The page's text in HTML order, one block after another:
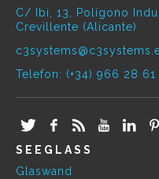
C/ Ibi, 13, Polígono
Crevillente (Alicante)
Telefon: (+34) 966 28 61
SEEGLASS
Glaswand